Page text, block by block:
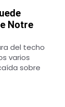
Notre
del techo
varios
sobre